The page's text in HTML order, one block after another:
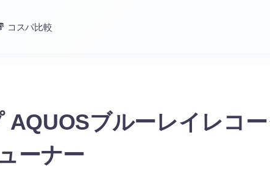
コスパ比較
AQUOSブルーレイレコ
ーナー